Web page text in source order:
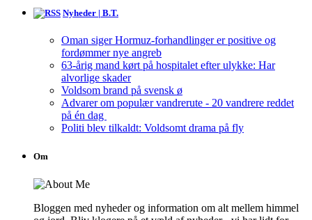
Nyheder | B.T.
Oman siger Hormuz-forhandlinger er positive og
fordømmer nye angreb
63-årig mand kørt på hospitalet efter ulykke: Har
alvorlige skader
Voldsom brand på svensk ø
Advarer om populær vandrerute - 20 vandrere reddet
på én dag
Politi blev tilkaldt: Voldsomt drama på fly
Om
Bloggen med nyheder og information om alt mellem himmel